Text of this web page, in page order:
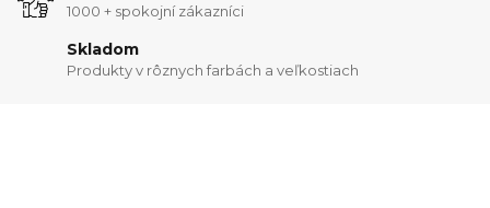
1000 + spokojní zákazníci
Skladom
Produkty v rôznych farbách a veľkostiach